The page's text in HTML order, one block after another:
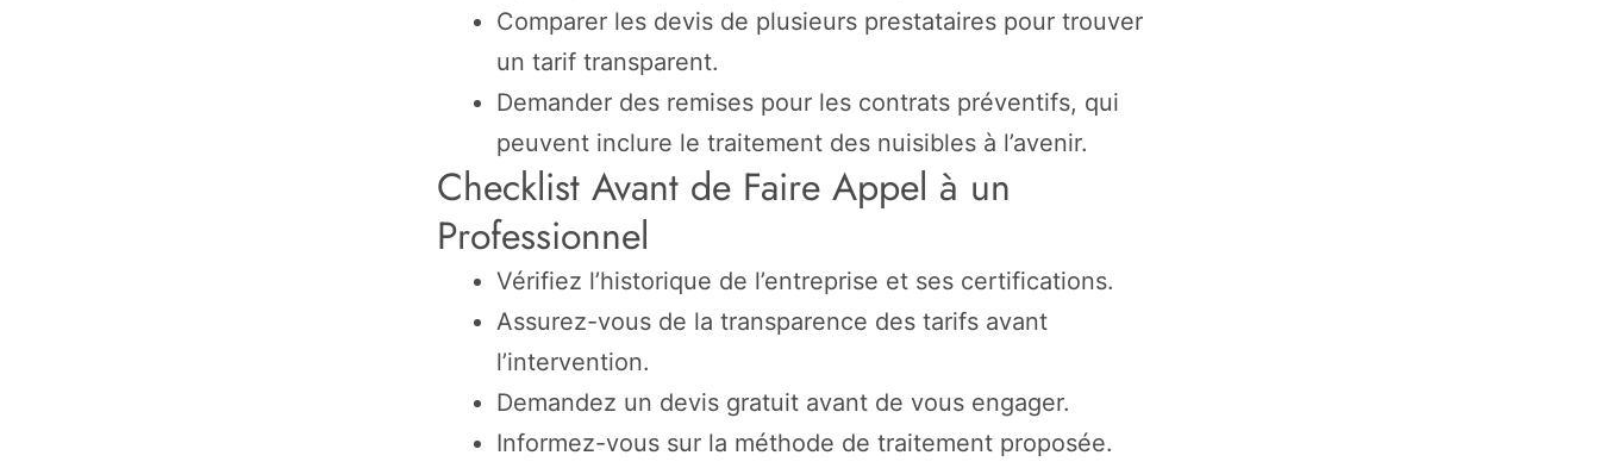
Comparer les devis de plusieurs prestataires pour trouver
un tarif transparent.
Demander des remises pour les contrats préventifs, qui
peuvent inclure le traitement des nuisibles à l’avenir.
Checklist Avant de Faire Appel à un
Professionnel
Vérifiez l’historique de l’entreprise et ses certifications.
Assurez-vous de la transparence des tarifs avant
l’intervention.
Demandez un devis gratuit avant de vous engager.
Informez-vous sur la méthode de traitement proposée.